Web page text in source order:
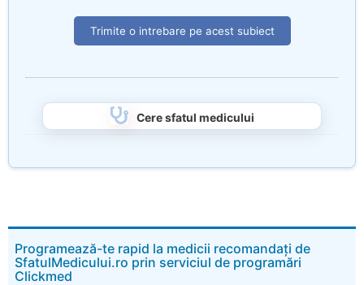
Trimite o intrebare pe acest subiect
Cere sfatul medicului
Programează-te rapid la medicii recomandați de
SfatulMedicului.ro prin serviciul de programări
Clickmed